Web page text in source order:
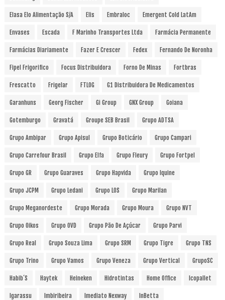
Elasa Elo Alimentação S/A Elis Embraloc Emergent Cold LatAm
Envases Escada F Marinho Transportes Ltda Farmácia Permanente
Farmácias Diariamente Fazer E Crescer Fedex Fernando De Noronha
Fipel Frigorifico Focus Distribuidora Forno De Minas Fortbras
Frescatto Frigelar FTLOG G1 Distribuidora De Medicamentos
Garanhuns Georg Fischer Gi Group GNX Group Goiana
Gotemburgo Gravatá Groupe SEB Brasil Grupo ADTSA
Grupo Ambipar Grupo Apisul Grupo Boticário Grupo Campari
Grupo Carrefour Brasil Grupo Elfa Grupo Fleury Grupo Fortpel
Grupo GR Grupo Guaraves Grupo Hapvida Grupo Iquine
Grupo JCPM Grupo Ledani Grupo LOS Grupo Marilan
Grupo Meganordeste Grupo Morada Grupo Moura Grupo NVT
Grupo Oikos Grupo OVD Grupo Pão De Açúcar Grupo Parvi
Grupo Real Grupo Souza Lima Grupo SRM Grupo Tigre Grupo TNS
Grupo Trino Grupo Vamos Grupo Veneza Grupo Vertical GrupoSC
Habib´s Haytek Heineken Hidrotintas Home Office Icopallet
Igarassu Imbiribeira Imediato Nexway InBetta